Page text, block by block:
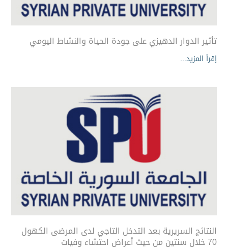
تأثير الدوار الدهيزي على جودة الحياة والنشاط اليومي
إقرأ المزيد...
النتائج السريرية بعد التدخل التاجي لدى المرضى الكهول
70 خلال سنتين من حيث أعراض احتشاء وفيات